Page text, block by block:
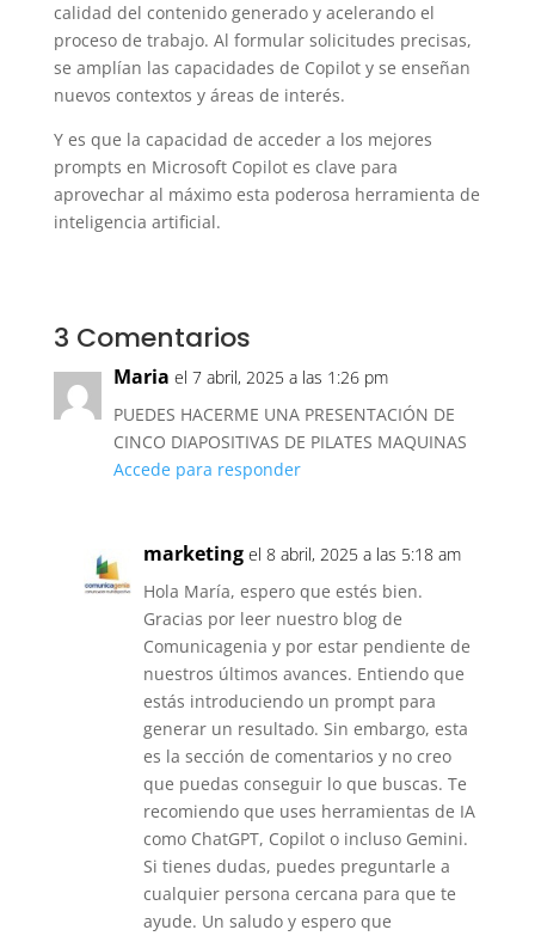
calidad del contenido generado y acelerando el
proceso de trabajo. Al formular solicitudes precisas,
se amplían las capacidades de Copilot y se enseñan
nuevos contextos y áreas de interés.
Y es que la capacidad de acceder a los mejores
prompts en Microsoft Copilot es clave para
aprovechar al máximo esta poderosa herramienta de
inteligencia artificial.
3 Comentarios
Maria el 7 abril, 2025 a las 1:26 pm
PUEDES HACERME UNA PRESENTACIÓN DE
CINCO DIAPOSITIVAS DE PILATES MAQUINAS
Accede para responder
marketing el 8 abril, 2025 a las 5:18 am
Hola María, espero que estés bien.
Gracias por leer nuestro blog de
Comunicagenia y por estar pendiente de
nuestros últimos avances. Entiendo que
estás introduciendo un prompt para
generar un resultado. Sin embargo, esta
es la sección de comentarios y no creo
que puedas conseguir lo que buscas. Te
recomiendo que uses herramientas de IA
como ChatGPT, Copilot o incluso Gemini.
Si tienes dudas, puedes preguntarle a
cualquier persona cercana para que te
ayude. Un saludo y espero que